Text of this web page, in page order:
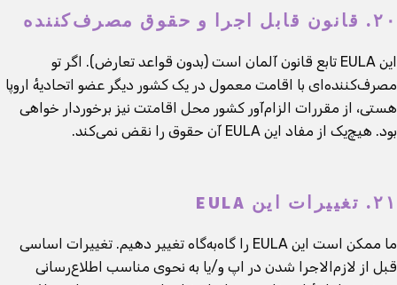
۲۰. قانون قابل اجرا و حقوق مصرف‌کننده
این EULA تابع قانون آلمان است (بدون قواعد تعارض). اگر تو
مصرف‌کننده‌ای با اقامت معمول در یک کشور دیگر عضو اتحادیهٔ اروپا
هستی، از مقررات الزام‌آور کشور محل اقامتت نیز برخوردار خواهی
بود. هیچ‌یک از مفاد این EULA آن حقوق را نقض نمی‌کند.
۲۱. تغییرات این EULA
ما ممکن است این EULA را گاه‌به‌گاه تغییر دهیم. تغییرات اساسی
قبل از لازم‌الاجرا شدن در اپ و/یا به نحوی مناسب اطلاع‌رسانی